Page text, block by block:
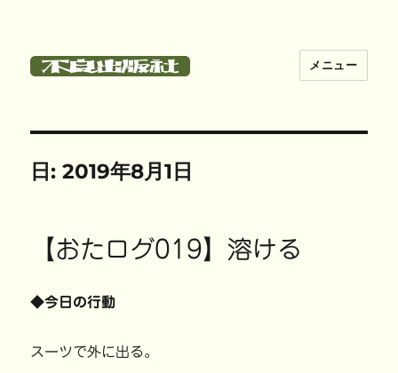
メニュー
日:2019年8月1日
【おたログ019】溶ける
◆今日の行動
スーツで外に出る。